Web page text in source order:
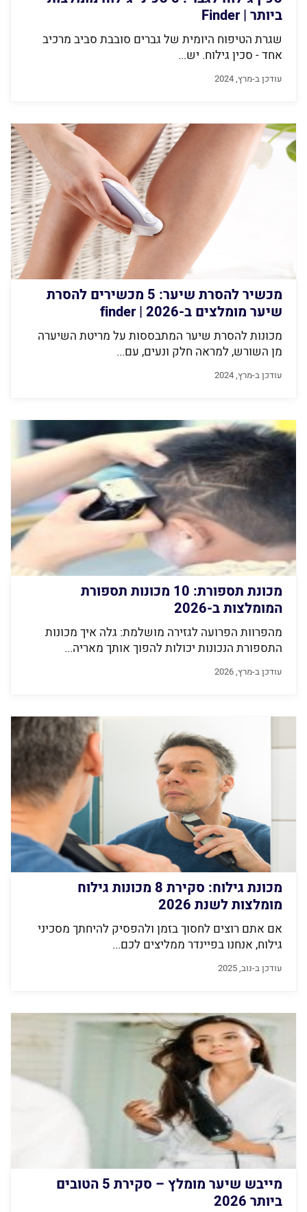
ביותר | Finder
שגרת הטיפוח היומית של גברים סובבת סביב מרכיב
אחד - סכין גילוח. יש...
עודכן ב-מרץ, 2024
מכשיר להסרת שיער: 5 מכשירים להסרת
שיער מומלצים ב-2026 | finder
מכונות להסרת שיער המתבססות על מריטת השיערה
מן השורש, למראה חלק ונעים, עם...
עודכן ב-מרץ, 2024
מכונת תספורת: 10 מכונות תספורת
המומלצות ב-2026
מהפרוות הפרועה לגזירה מושלמת: גלה איך מכונות
התספורת הנכונות יכולות להפוך אותך מאריה...
עודכן ב-מרץ, 2026
מכונת גילוח: סקירת 8 מכונות גילוח
מומלצות לשנת 2026
אם אתם רוצים לחסוך בזמן ולהפסיק להיחתך מסכיני
גילוח, אנחנו בפיינדר ממליצים לכם...
עודכן ב-נוב, 2025
מייבש שיער מומלץ – סקירת 5 הטובים
ביותר 2026